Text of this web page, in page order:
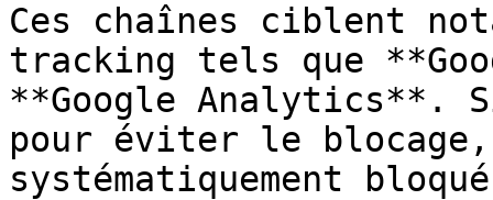
Ces chaînes ciblent
tracking tels que
**Google Analytics**.
pour éviter le
systématiquement